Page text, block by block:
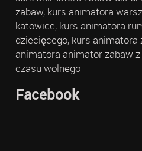
zabaw, kurs animatora
katowice, kurs animatora
dziecięcego, kurs animatora
animatora animator zabaw
czasu wolnego
Facebook